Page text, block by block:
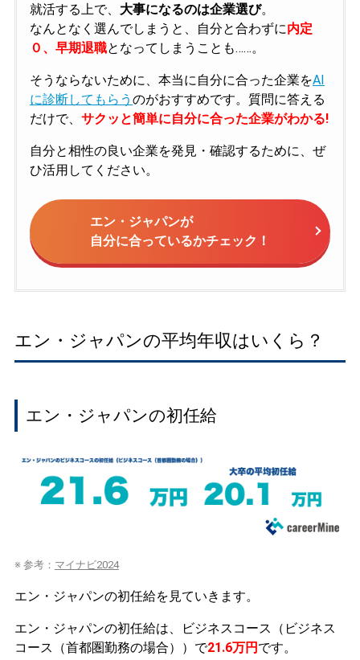
就活する上で、 大事になるのは企業選び。
なんとなく選んでしまうと、自分と合わずに内定
０、早期退職となってしまうことも……。
そうならないために、本当に自分に合った企業をAI
に診断してもらう のがおすすめです。質問に答える
だけで、 サクッと簡単に自分に合った企業がわかる!
自分と相性の良い企業を発見・確認するために、ぜ
ひ活用してください。
エン・ジャパンが
自分に合っているかチェック！
エン・ジャパンの平均年収はいくら？
エン・ジャパンの初任給
※ 参考： マイナビ2024
エン・ジャパンの初任給を見ていきます。
エン・ジャパンの初任給は、ビジネスコース（ビジネス
コース（首都圏勤務の場合））で21.6万円 です。